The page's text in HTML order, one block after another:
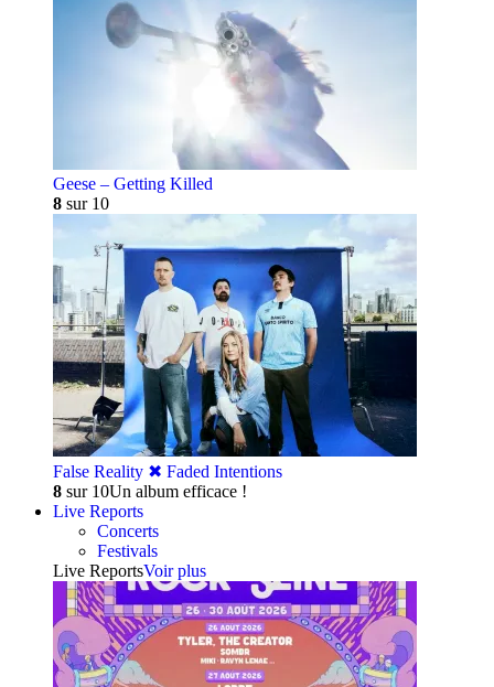
Geese – Getting Killed
8 sur 10
False Reality ✖︎ Faded Intentions
8 sur 10Un album efficace !
Live Reports
Concerts
Festivals
Live ReportsVoir plus